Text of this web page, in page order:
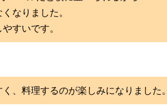
なりました。
すいです。
、料理するのが楽しみになりました。